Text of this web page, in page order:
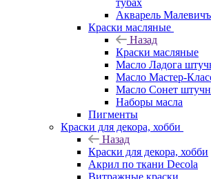
тубах
Акварель
Краски масляные
Назад
Краски масляные
Масло Ладога
Масло Мастер-
Масло Сонет
Наборы масла
Пигменты
Краски для декора, хобби
Назад
Краски для декора, хобби
Акрил по ткани Decola
Витражные краски